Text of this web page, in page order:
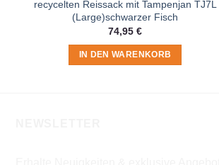
recycelten Reissack mit Tampenjan TJ7L
(Large)schwarzer Fisch
74,95 €
IN DEN WARENKORB